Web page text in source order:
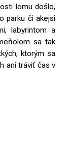
lomu došlo,
parku či akejsi
labyrintom a
sa tak
ktorým sa
ani tráviť čas v